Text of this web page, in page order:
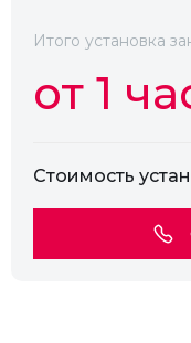
Итого установка
от 1
Стоимость